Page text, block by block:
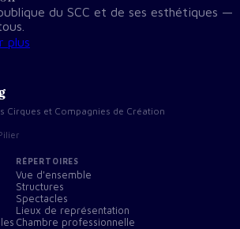
du SCC et de ses esthétiques —
plus
Cirques et Compagnies de Création
RÉPERTOIRES
Vue d'ensemble
Structures
Spectacles
Lieux de représentation
Chambre professionnelle